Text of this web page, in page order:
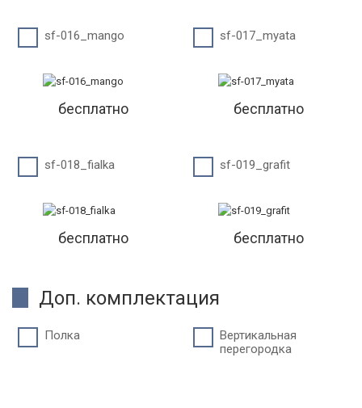
sf-016_mango
бесплатно
sf-017_myata
бесплатно
sf-018_fialka
бесплатно
sf-019_grafit
бесплатно
Доп. комплектация
Полка
Вертикальная
перегородка